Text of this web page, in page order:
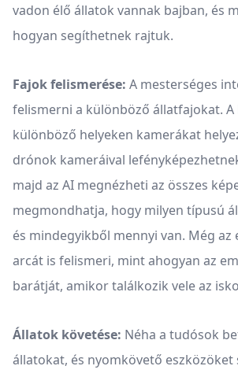
vadon élő állatok vannak bajban, és
hogyan segíthetnek rajtuk.
Fajok felismerése: A mesterséges
felismerni a különböző állatfajokat.
különböző helyeken kamerákat
drónok kameráival
majd az AI megnézheti az összes
megmondhatja, hogy milyen típusú
és mindegyikből mennyi van. Még az
arcát is felismeri, mint ahogyan az
barátját, amikor találkozik vele az
Állatok követése: Néha a tudósok
állatokat, és nyomkövető eszközöket